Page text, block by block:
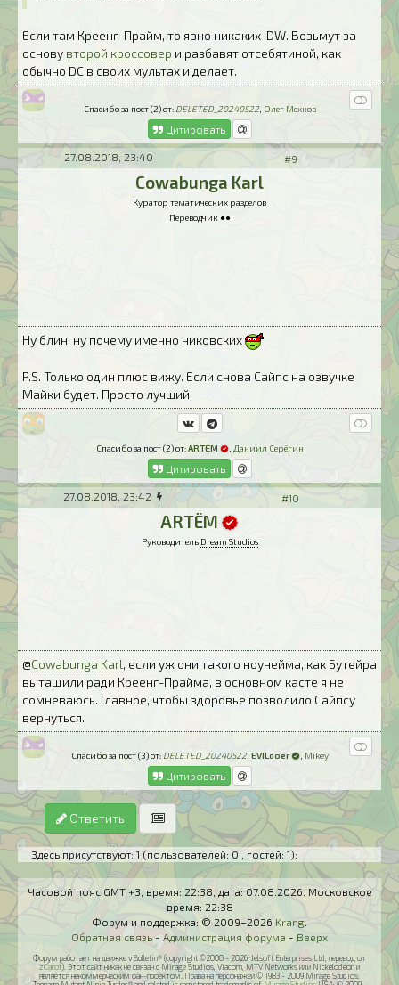
Если там Креенг-Прайм, то явно никаких IDW. Возьмут за
основу второй кроссовер и разбавят отсебятиной, как
обычно DC в своих мультах и делает.
Спасибо за пост (2) от: DELETED_20240522, Олег Мехков
Цитировать
27.08.2018, 23:40 #9
Cowabunga Karl
Куратор тематических разделов
Переводчик ●●
Ну блин, ну почему именно никовских
P.S. Только один плюс вижу. Если снова Сайпс на озвучке
Майки будет. Просто лучший.
Спасибо за пост (2) от: ARTЁM , Даниил Серёгин
Цитировать
27.08.2018, 23:42 #10
ARTЁM
Руководитель Dream Studios
@Cowabunga Karl, если уж они такого ноунейма, как Бутейра
вытащили ради Креенг-Прайма, в основном касте я не
сомневаюсь. Главное, чтобы здоровье позволило Сайпсу
вернуться.
Спасибо за пост (3) от: DELETED_20240522, EVILdoer , Mikey
Цитировать
Ответить
Здесь присутствуют: 1 (пользователей: 0 , гостей: 1):
Часовой пояс GMT +3, время: 22:38 , дата: 07.08.2026 . Московское
время: 22:38
Форум и поддержка: © 2009–2026 Krang.
Обратная связь - Администрация форума - Вверх
Форум работает на движке vBulletin® (copyright ©2000 - 2026, Jelsoft Enterprises Ltd, перевод от
zCarot). Этот сайт никак не связан с Mirage Studios, Viacom, MTV Networks или Nickelodeon и
является некоммерческим фан-проектом. Права на персонажей © 1983 - 2009 Mirage Studios: